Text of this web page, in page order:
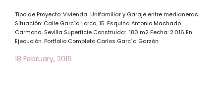
Tipo de Proyecto: Vivienda Unifamiliar y Garaje entre medianeras.
Situación: Calle García Lorca, 15. Esquina Antonio Machado.
Carmona. Sevilla Superficie Construida: 180 m2 Fecha: 2.016 En
Ejecución. Portfolio Completo Carlos García Garzón
18 February, 2016